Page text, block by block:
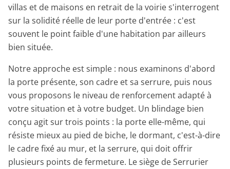
villas et de maisons en retrait de la voirie s'interrogent
sur la solidité réelle de leur porte d'entrée : c'est
souvent le point faible d'une habitation par ailleurs
bien située.
Notre approche est simple : nous examinons d'abord
la porte présente, son cadre et sa serrure, puis nous
vous proposons le niveau de renforcement adapté à
votre situation et à votre budget. Un blindage bien
conçu agit sur trois points : la porte elle-même, qui
résiste mieux au pied de biche, le dormant, c'est-à-dire
le cadre fixé au mur, et la serrure, qui doit offrir
plusieurs points de fermeture. Le siège de Serrurier